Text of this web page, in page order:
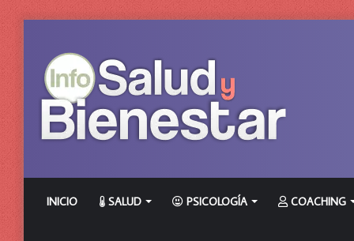
INICIO SALUD PSICOLOGÍA COACHING